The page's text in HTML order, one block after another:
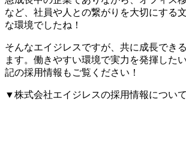
など、社員や人との繋がりを大切にする
な環境でしたね！
そんなエイジレスですが、共に成長でき
ます。働きやすい環境で実力を発揮した
記の採用情報もご覧ください！
▼株式会社エイジレスの採用情報につい